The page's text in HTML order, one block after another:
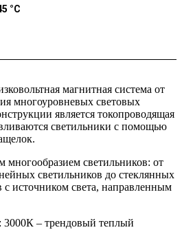
°C
магнитная система от
многоуровневых световых
является токопроводящая
светильники с помощью
многообразием светильников: от
светильников до стеклянных
с источником света, направленным
3000К – трендовый теплый